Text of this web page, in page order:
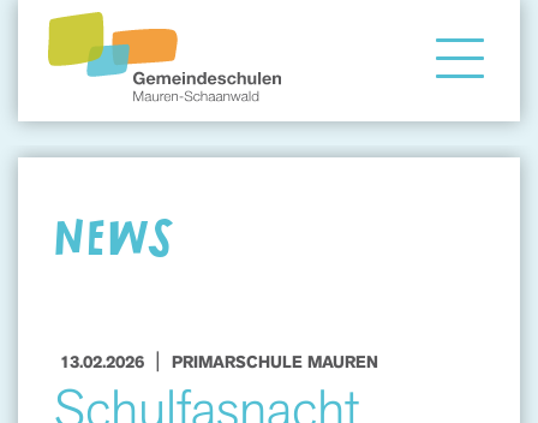
Gemeindeschule
NEWS
13.02.2026 | PRIMARSCHULE MAUREN